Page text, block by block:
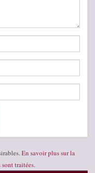
En savoir plus sur la
traitées.